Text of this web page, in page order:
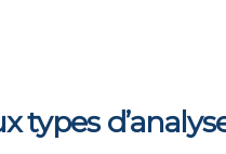
types